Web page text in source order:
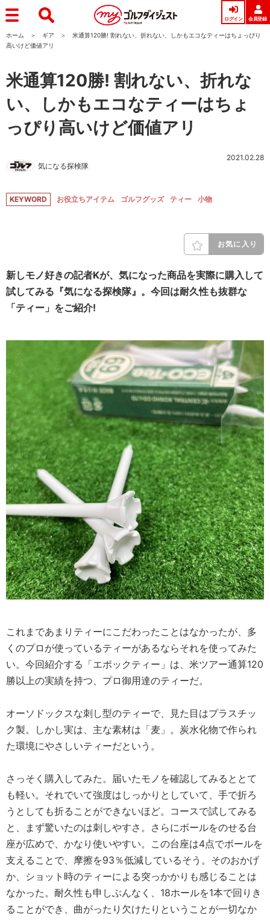
ログイン 会員登録
ホーム ギア
米通算120勝! 割れない、折れない、しかもエコなティーはちょっぴり
高いけど価値アリ
米通算120勝! 割れない、折れな
い、しかもエコなティーはちょ
っぴり高いけど価値アリ
気になる探検隊
2021.02.28
KEYWORD お役立ちアイテム ゴルフグッズ ティー 小物
お気に入り
新しモノ好きの記者Kが、気になった商品を実際に購入して
試してみる『気になる探検隊』。今回は耐久性も抜群な
「ティー」をご紹介!
これまであまりティーにこだわったことはなかったが、多
くのプロが使っているティーがあるならそれを使ってみた
い。今回紹介する「エポックティー」は、米ツアー通算120
勝以上の実績を持つ、プロ御用達のティーだ。
オーソドックスな刺し型のティーで、見た目はプラスチッ
ク製。しかし実は、主な素材は「麦」。炭水化物で作られ
た環境にやさしいティーだという。
さっそく購入してみた。届いたモノを確認してみるととて
も軽い。それでいて強度はしっかりとしていて、手で折ろ
うとしても折ることができないほど。コースで試してみる
と、まず驚いたのは刺しやすさ。さらにボールをのせる台
座が広めで、かなり使いやすい。この台座は4点でボールを
支えることで、摩擦を93％低減しているそう。そのおかげ
か、ショット時のティーによる突っかかりも感じることは
なかった。耐久性も申しぶんなく、18ホールを1本で回りき
ることができ、曲がったり欠けたりということが一切なか